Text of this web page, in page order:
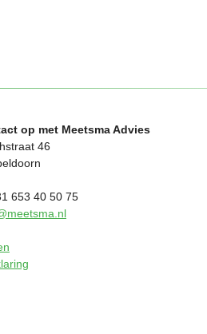
op met Meetsma Advies
46
653 40 50 75